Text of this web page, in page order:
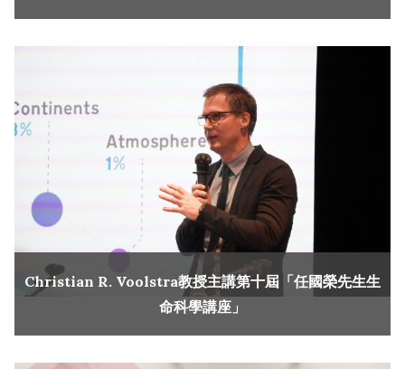
Christian R. Voolstra教授主講第十屆「任國榮先生生
命科學講座」